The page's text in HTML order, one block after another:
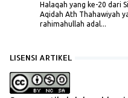
Halaqah yang ke-20 dari
Aqidah Ath Thahawiyah
rahimahullah adal...
LISENSI ARTIKEL